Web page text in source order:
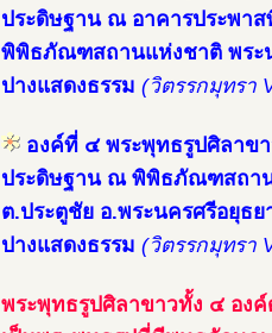
ประดิษฐาน ณ อาคารประพา
พิพิธภัณฑสถานแห่งชาติ พระ
ปางแสดงธรรม (วิตรรกมุทรา
องค์ที่ ๔ พระพุทธรูปศิลาข
ประดิษฐาน ณ พิพิธภัณฑสถาน
ต.ประตูชัย อ.พระนครศรีอยุธ
ปางแสดงธรรม (วิตรรกมุทรา
พระพุทธรูปศิลาขาวทั้ง ๔ องค์